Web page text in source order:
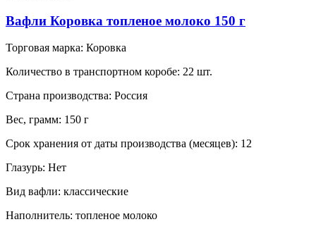
Вафли Коровка топленое молоко 150 г
Торговая марка: Коровка
Количество в транспортном коробе: 22 шт.
Страна производства: Россия
Вес, грамм: 150 г
Срок хранения от даты производства (месяцев): 12
Глазурь: Нет
Вид вафли: классические
Наполнитель: топленое молоко